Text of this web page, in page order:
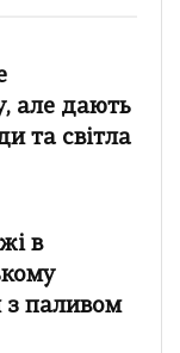
але дають
та світла
в
з паливом